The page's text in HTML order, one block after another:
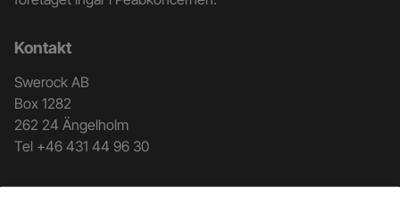
kontaktuppgifter
Kontakt
Swerock AB
Box 1282
262 24 Ängelholm
Tel +46 431 44 96 30